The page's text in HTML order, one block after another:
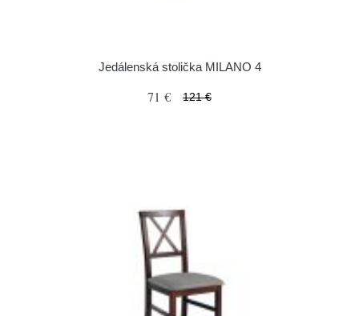
Jedálenská stolička MILANO 4
71 € 121 €